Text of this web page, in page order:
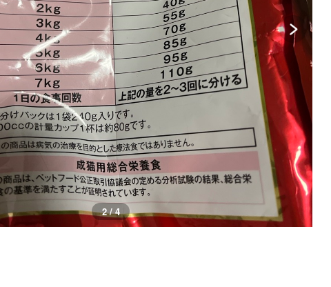
3 / 4